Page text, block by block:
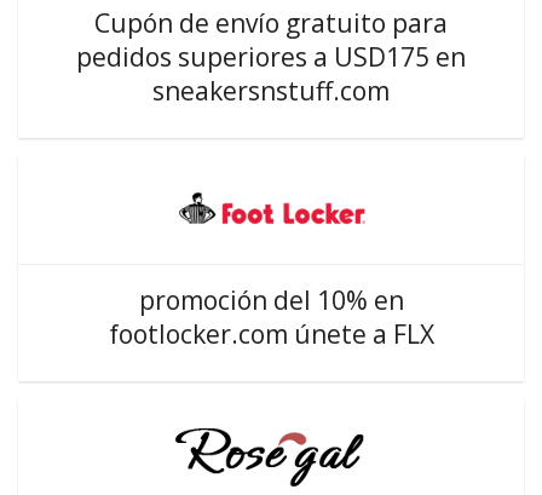
Cupón de envío gratuito para
pedidos superiores a USD175 en
sneakersnstuff.com
promoción del 10% en
footlocker.com únete a FLX